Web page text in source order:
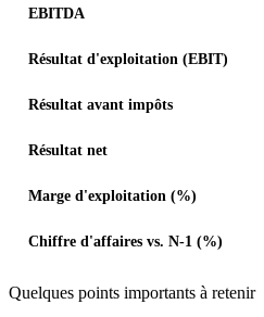
EBITDA
Résultat d'exploitation (EBIT)
Résultat avant impôts
Résultat net
Marge d'exploitation (%)
Chiffre d'affaires vs. N-1 (%)
Quelques points importants à retenir